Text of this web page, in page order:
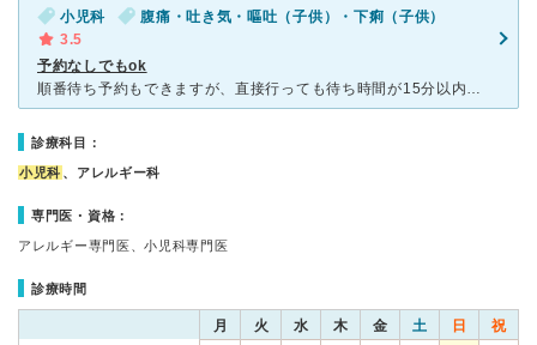
小児科
腹痛・吐き気・嘔吐（子供）・下痢（子供）
3.5
予約なしでもok
順番待ち予約もできますが、直接行っても待ち時間が15分以内なことが多く、体調悪そうだなーって時も保育園帰りにも立ち寄れて便利です。 アレルギー科もやっているみたいですが根本的な治療や血液検査は積極的
診療科目：
小児科 、アレルギー科
専門医・資格：
アレルギー専門医、小児科専門医
診療時間
月 火 水 木 金 土 日 祝